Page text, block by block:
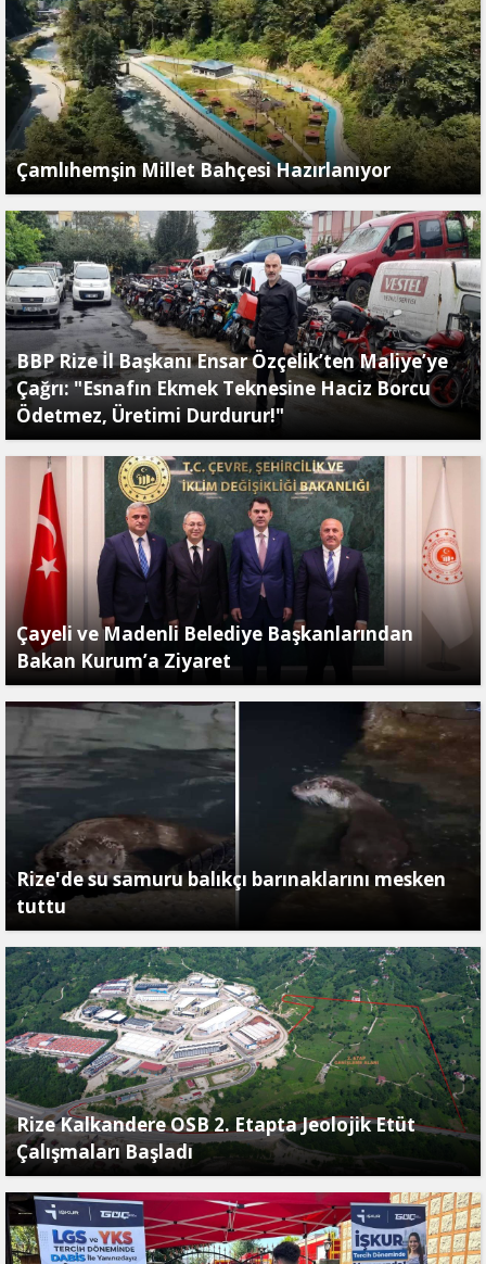
Çamlıhemşin Millet Bahçesi Hazırlanıyor
BBP Rize İl Başkanı Ensar Özçelik’ten Maliye’ye
Çağrı: "Esnafın Ekmek Teknesine Haciz Borcu
Ödetmez, Üretimi Durdurur!"
Çayeli ve Madenli Belediye Başkanlarından
Bakan Kurum’a Ziyaret
Rize'de su samuru balıkçı barınaklarını mesken
tuttu
Rize Kalkandere OSB 2. Etapta Jeolojik Etüt
Çalışmaları Başladı